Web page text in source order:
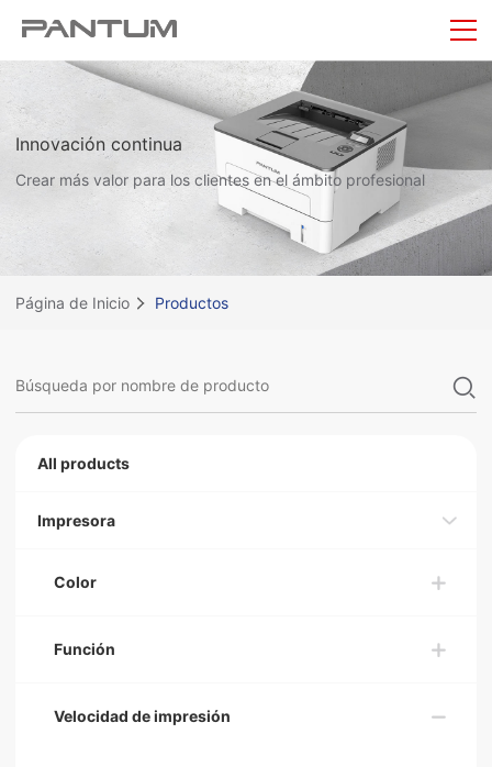
Innovación continua
Crear más valor para los clientes en el ámbito profesional
Página de Inicio Productos
All products
Impresora
Color
Función
Velocidad de impresión